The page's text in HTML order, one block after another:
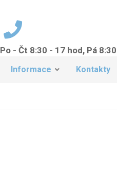
Po - Čt 8:30 - 17 hod, Pá
Informace Kontakty